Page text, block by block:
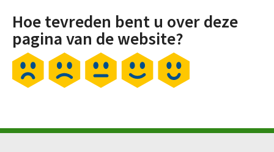
Hoe tevreden bent u over deze
pagina van de website?